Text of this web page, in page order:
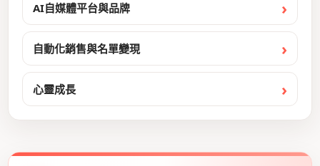
AI自媒體平台與品牌
自動化銷售與名單變現
心靈成長